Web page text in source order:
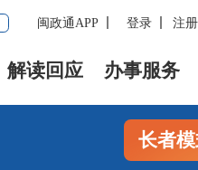
闽政通APP 登录 注册
解读回应 办事服务
长者